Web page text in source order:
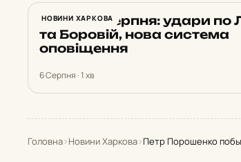
НОВИНИ ХАРКОВА
Харків 6 серпня: удари по
та Боровій, нова система
оповіщення
6 Серпня · 1 хв
Головна›Новини Харкова›Петр Порошенко